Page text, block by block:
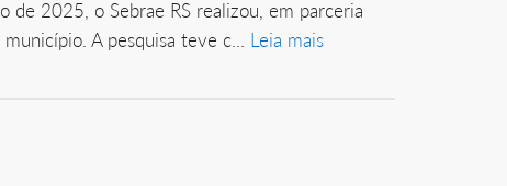
de 2025, o Sebrae RS realizou, em parceria
A pesquisa teve c... Leia mais